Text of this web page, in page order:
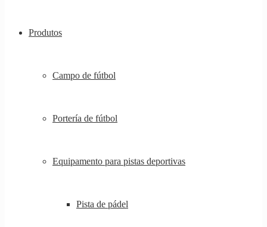
Produtos
Campo de fútbol
Portería de fútbol
Equipamento para pistas deportivas
Pista de pádel